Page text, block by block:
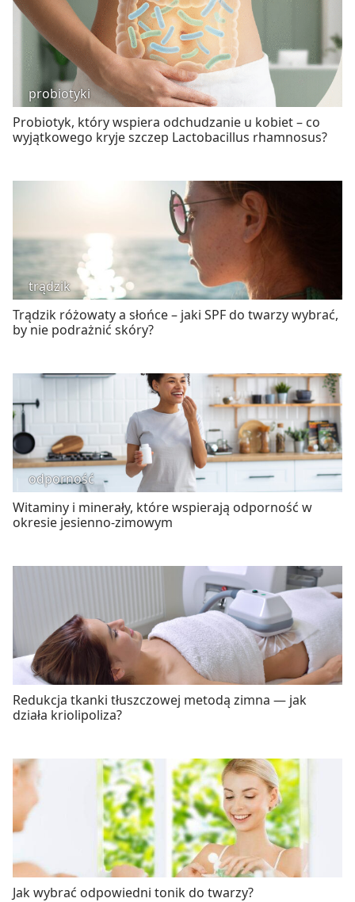
probiotyki
Probiotyk, który wspiera odchudzanie u kobiet – co
wyjątkowego kryje szczep Lactobacillus rhamnosus?
trądzik
Trądzik różowaty a słońce – jaki SPF do twarzy wybrać,
by nie podrażnić skóry?
odporność
Witaminy i minerały, które wspierają odporność w
okresie jesienno-zimowym
Redukcja tkanki tłuszczowej metodą zimna — jak
działa kriolipoliza?
Jak wybrać odpowiedni tonik do twarzy?